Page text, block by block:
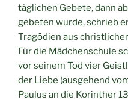
täglichen Gebete, dann
gebeten wurde, schrieb
Tragödien aus
Für die Mädchenschule
vor seinem Tod vier
der Liebe (ausgehend
Paulus an die Korinther